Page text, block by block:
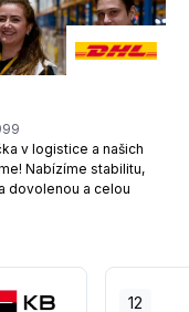
v logistice a našich
dovolenou a celou
12